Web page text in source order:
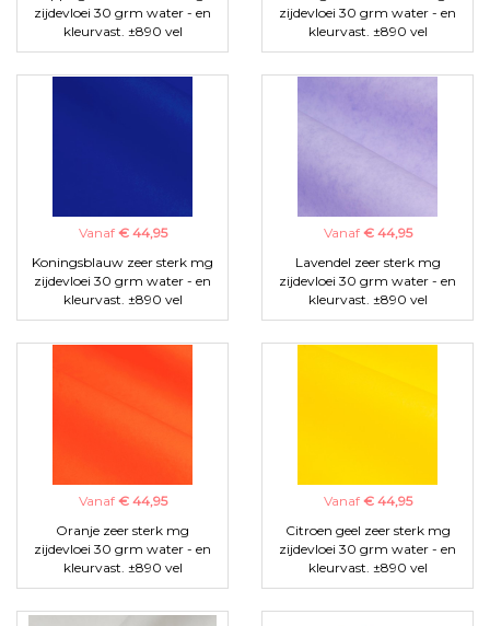
zijdevloei 30 grm water - en
kleurvast. ±890 vel
zijdevloei 30 grm water - en
kleurvast. ±890 vel
Vanaf € 44,95
Koningsblauw zeer sterk mg
zijdevloei 30 grm water - en
kleurvast. ±890 vel
Vanaf € 44,95
Lavendel zeer sterk mg
zijdevloei 30 grm water - en
kleurvast. ±890 vel
Vanaf € 44,95
Oranje zeer sterk mg
zijdevloei 30 grm water - en
kleurvast. ±890 vel
Vanaf € 44,95
Citroen geel zeer sterk mg
zijdevloei 30 grm water - en
kleurvast. ±890 vel